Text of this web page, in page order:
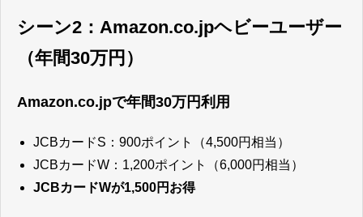
シーン2：Amazon.co.jpヘビーユーザー
（年間30万円）
Amazon.co.jpで年間30万円利用
JCBカードS：900ポイント（4,500円相当）
JCBカードW：1,200ポイント（6,000円相当）
JCBカードWが1,500円お得